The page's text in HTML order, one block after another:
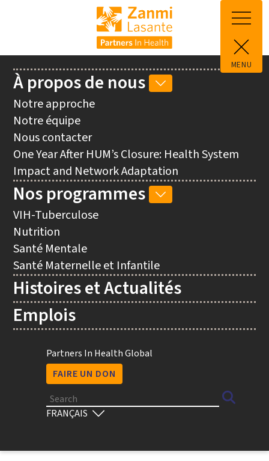
Aller au contenu principal
MENU
Utility
Partners In Health Global
FAIRE UN DON
Search
Select
Main
navigation
À propos de nous
SOUS-
DE
NOUS
Notre approche
Notre équipe
Nous contacter
One Year After HUM’s Closure: Health System
Impact and Network Adaptation
Nos programmes
SOUS-
VIH-Tuberculose
Nutrition
Santé Mentale
Santé Maternelle et Infantile
Histoires et Actualités
Emplois